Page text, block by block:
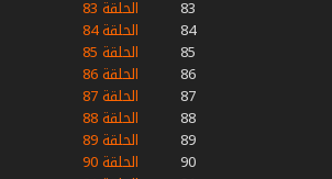
83
الحلقة 83
84
الحلقة 84
85
الحلقة 85
86
الحلقة 86
87
الحلقة 87
88
الحلقة 88
89
الحلقة 89
90
الحلقة 90